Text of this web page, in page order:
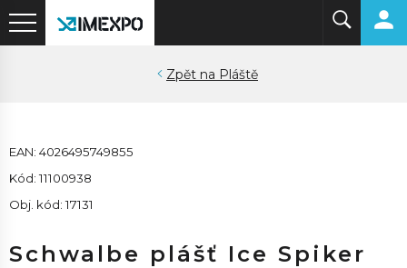
Pláště
EAN: 4026495749855
Kód: 11100938
Obj. kód: 17131
Schwalbe plášť Ice Spiker